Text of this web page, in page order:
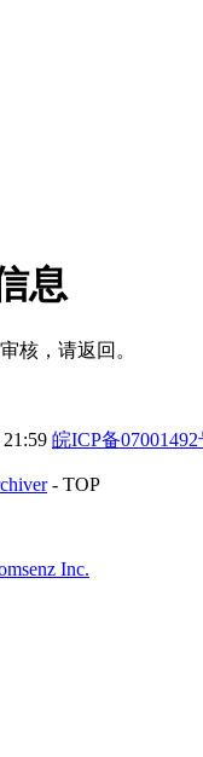
息
核，请返回。
皖ICP备07001492
- TOP
Inc.